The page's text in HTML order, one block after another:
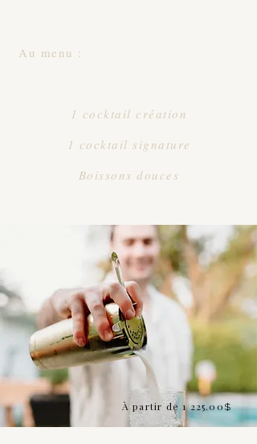
Au menu : ​
1 cocktail création
1 cocktail signature
Boissons douces
À partir de 1 225.00$